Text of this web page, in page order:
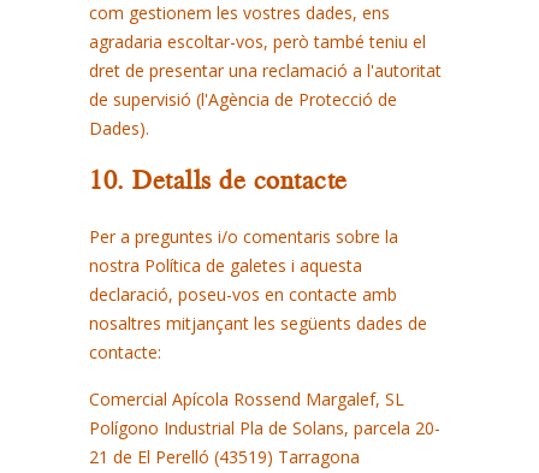
com gestionem les vostres dades, ens
agradaria escoltar-vos, però també teniu el
dret de presentar una reclamació a l'autoritat
de supervisió (l'Agència de Protecció de
Dades).
10. Detalls de contacte
Per a preguntes i/o comentaris sobre la
nostra Política de galetes i aquesta
declaració, poseu-vos en contacte amb
nosaltres mitjançant les següents dades de
contacte:
Comercial Apícola Rossend Margalef, SL
Polígono Industrial Pla de Solans, parcela 20-
21 de El Perelló (43519) Tarragona